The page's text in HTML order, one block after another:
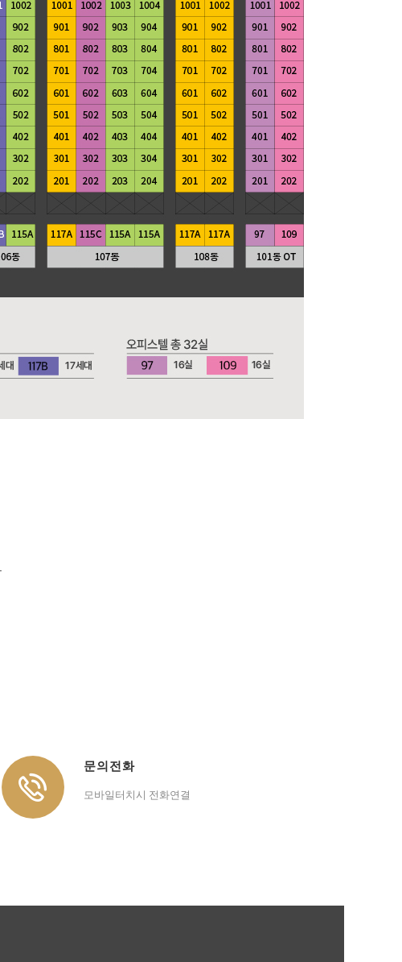
문의전화
모바일터치시 전화연결